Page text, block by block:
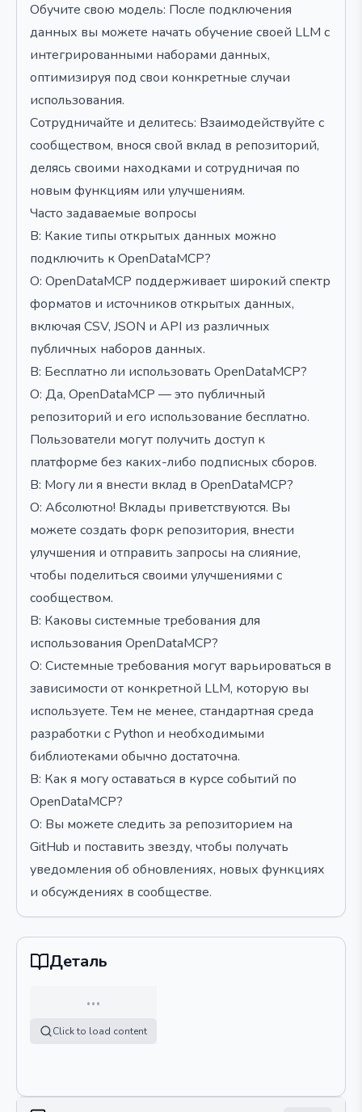
Обучите свою модель: После подключения
данных вы можете начать обучение своей LLM с
интегрированными наборами данных,
оптимизируя под свои конкретные случаи
использования.
Сотрудничайте и делитесь: Взаимодействуйте с
сообществом, внося свой вклад в репозиторий,
делясь своими находками и сотрудничая по
новым функциям или улучшениям.
Часто задаваемые вопросы
В: Какие типы открытых данных можно
подключить к OpenDataMCP?
О: OpenDataMCP поддерживает широкий спектр
форматов и источников открытых данных,
включая CSV, JSON и API из различных
публичных наборов данных.
В: Бесплатно ли использовать OpenDataMCP?
О: Да, OpenDataMCP — это публичный
репозиторий и его использование бесплатно.
Пользователи могут получить доступ к
платформе без каких-либо подписных сборов.
В: Могу ли я внести вклад в OpenDataMCP?
О: Абсолютно! Вклады приветствуются. Вы
можете создать форк репозитория, внести
улучшения и отправить запросы на слияние,
чтобы поделиться своими улучшениями с
сообществом.
В: Каковы системные требования для
использования OpenDataMCP?
О: Системные требования могут варьироваться в
зависимости от конкретной LLM, которую вы
используете. Тем не менее, стандартная среда
разработки с Python и необходимыми
библиотеками обычно достаточна.
В: Как я могу оставаться в курсе событий по
OpenDataMCP?
О: Вы можете следить за репозиторием на
GitHub и поставить звезду, чтобы получать
уведомления об обновлениях, новых функциях
и обсуждениях в сообществе.
Деталь
…
Click to load content